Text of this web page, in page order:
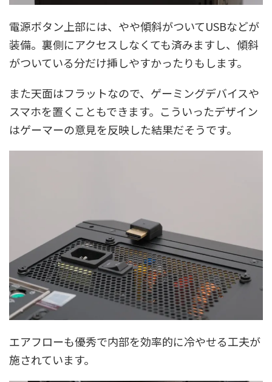
電源ボタン上部には、やや傾斜がついてUSBなどが
装備。裏側にアクセスしなくても済みますし、傾斜
がついている分だけ挿しやすかったりもします。
また天面はフラットなので、ゲーミングデバイスや
スマホを置くこともできます。こういったデザイン
はゲーマーの意見を反映した結果だそうです。
エアフローも優秀で内部を効率的に冷やせる工夫が
施されています。